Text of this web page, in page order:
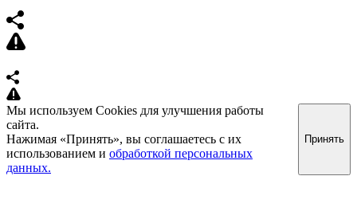
Мы используем Cookies для улучшения работы
сайта.
Нажимая «Принять», вы соглашаетесь с их
использованием и обработкой персональных
данных.
Принять